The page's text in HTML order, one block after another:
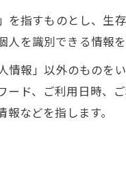
指すものとし、生
を識別できる情報を
報」以外のものを
ド、ご利用日時、
などを指します。